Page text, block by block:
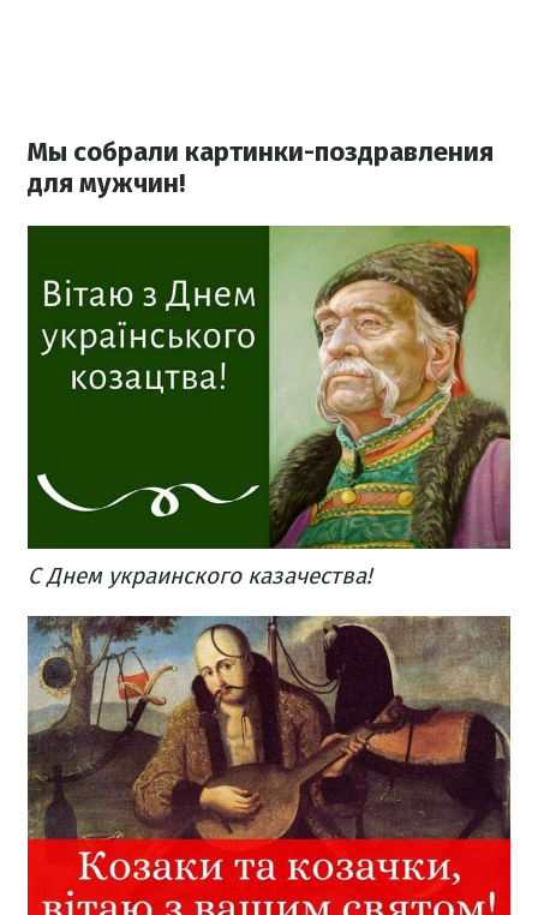
Мы собрали картинки-поздравления
для мужчин!
С Днем украинского казачества!